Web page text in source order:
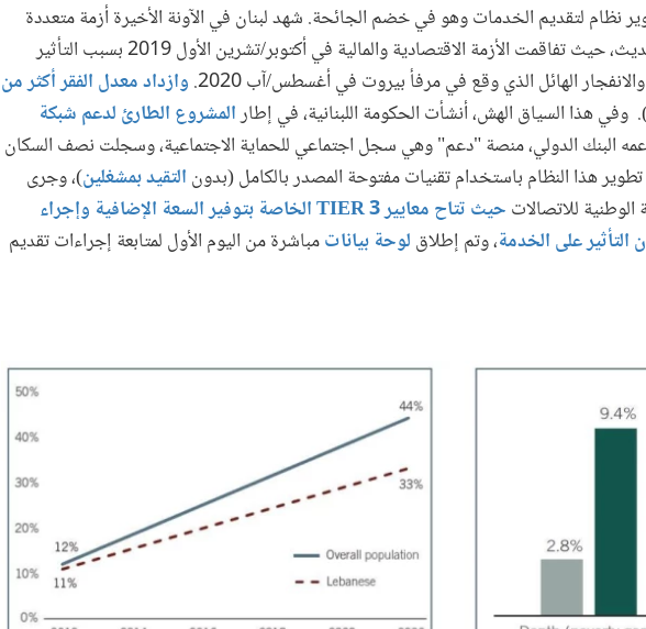
نظام لتقديم الخدمات وهو في خضم الجائحة. شهد لبنان في الآونة الأخيرة أزمة متعددة
الجوانب هي الأكثر تدميراً في تاريخه الحديث، حيث تفاقمت الأزمة الاقتصادية والمالية في أكتوبر/تشرين الأول 2019 بسبب التأثير
الهائل الذي وقع في مرفأ بيروت في أغسطس/آب 2020.
وازداد معدل الفقر أكثر من
المشروع الطارئ لدعم شبكة
البنك الدولي، منصة "دعم" وهي سجل اجتماعي للحماية الاجتماعية، وسجلت نصف السكان
هذا النظام باستخدام تقنيات مفتوحة المصدر بالكامل (بدون التقيد بمشغلين)، وجرى
الوطنية للاتصالات
حيث تتاح معايير TIER 3 الخاصة بتوفير السعة الإضافية وإجراء
على الخدمة، وتم إطلاق لوحة بياناتمباشرة من اليوم الأول لمتابعة إجراءات تقديم